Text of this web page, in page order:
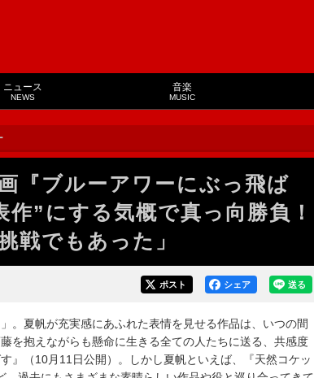
ニュース
NEWS
音楽
MUSIC
『ブルーアワーにぶっ飛ば
”にする気概で真っ向勝負！
戦でもあった」
送る
シェア
ポスト
夏帆が充実感にあふれた表情を見せる作品は、いつの間
を抱えながらも懸命に生きる全ての人たちに送る、共感度
』（10月11日公開）。しかし夏帆といえば、『天然コケッ